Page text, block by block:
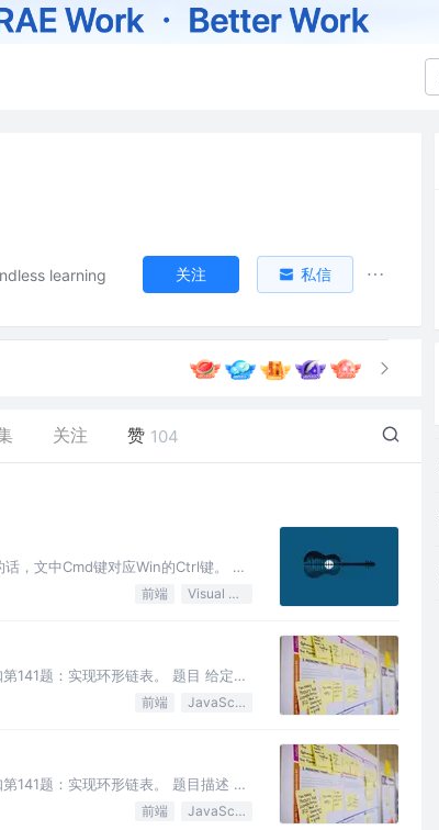
learning
关注 私信
关注 赞 104
，文中Cmd键对应Win的Ctrl键。 跳
个文件之间进行切换； Cmd + `
前端 Visual Studio Code
141题：实现环形链表。 题目 给定一
环，
前端 JavaScript
141题：实现环形链表。 题目描述 给
节点
前端 JavaScript